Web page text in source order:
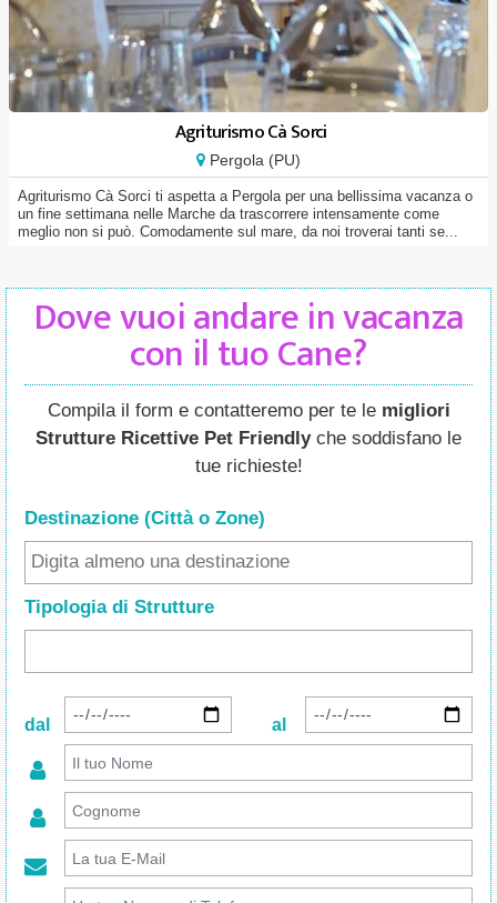
Agriturismo Cà Sorci
Pergola (PU)
Agriturismo Cà Sorci ti aspetta a Pergola per una bellissima vacanza o
un fine settimana nelle Marche da trascorrere intensamente come
meglio non si può. Comodamente sul mare, da noi troverai tanti se...
Dove vuoi andare in vacanza
con il tuo Cane?
Compila il form e contatteremo per te le migliori
Strutture Ricettive Pet Friendlyche soddisfano le
tue richieste!
Destinazione (Città o Zone)
Tipologia di Strutture
dal al